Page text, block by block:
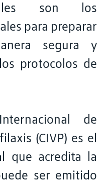
son los
para preparar
segura y
protocolos de
de
(CIVP) es el
que acredita la
ser emitido